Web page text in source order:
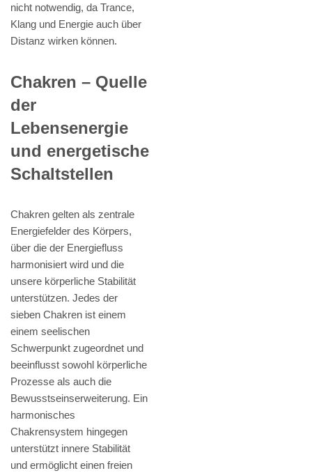
nicht notwendig, da Trance,
Klang und Energie auch über
Distanz wirken können.
Chakren – Quelle
der
Lebensenergie
und energetische
Schaltstellen
Chakren gelten als zentrale
Energiefelder des Körpers,
über die der Energiefluss
harmonisiert wird und die
unsere körperliche Stabilität
unterstützen. Jedes der
sieben Chakren ist einem
einem seelischen
Schwerpunkt zugeordnet und
beeinflusst sowohl körperliche
Prozesse als auch die
Bewusstseinserweiterung. Ein
harmonisches
Chakrensystem hingegen
unterstützt innere Stabilität
und ermöglicht einen freien